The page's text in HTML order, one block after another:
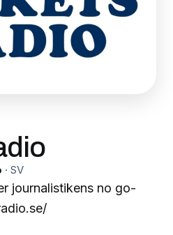
· SV
journalistikens no go-